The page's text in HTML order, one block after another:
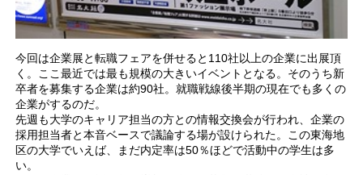
今回は企業展と転職フェアを併せると110社以上の企業に出展頂
く。ここ最近では最も規模の大きいイベントとなる。そのうち新
卒者を募集する企業は約90社。就職戦線後半期の現在でも多くの
企業がするのだ。
先週も大学のキャリア担当の方との情報交換会が行われ、企業の
採用担当者と本音ベースで議論する場が設けられた。この東海地
区の大学でいえば、まだ内定率は50％ほどで活動中の学生は多
い。